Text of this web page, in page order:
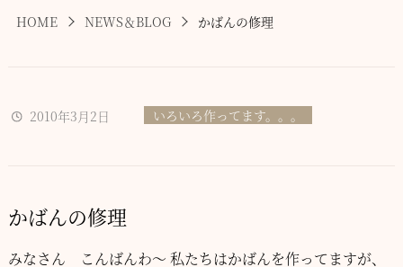
HOME NEWS＆BLOG かばんの修理
2010年3月2日 いろいろ作ってます。。。
かばんの修理
みなさん こんばんわ～ 私たちはかばんを作ってますが、